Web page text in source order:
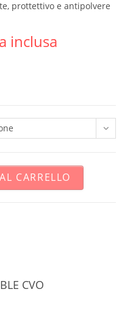
prottettivo e antipolvere
inclusa
CARRELLO
CVO